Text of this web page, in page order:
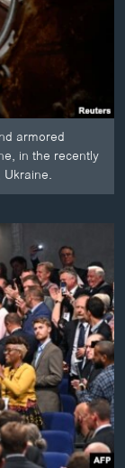
armored
in the recently